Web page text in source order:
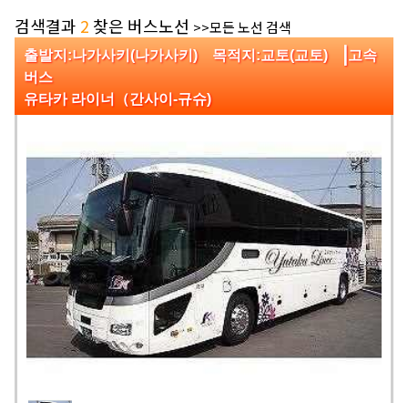
검색결과 2 찾은 버스노선 >>모든 노선 검색
출발지:나가사키(나가사키) 목적지:교토(교토) |고속
버스
유타카 라이너（간사이-규슈)